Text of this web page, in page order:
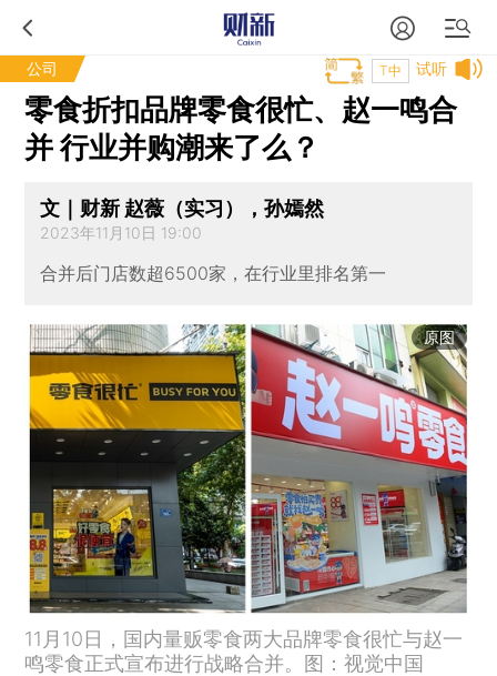
公司 试听
T中
零食折扣品牌零食很忙、赵一鸣合
并 行业并购潮来了么？
文｜财新 赵薇（实习），孙嫣然
2023年11月10日 19:00
合并后门店数超6500家，在行业里排名第一
原图
11月10日，国内量贩零食两大品牌零食很忙与赵一
鸣零食正式宣布进行战略合并。图：视觉中国